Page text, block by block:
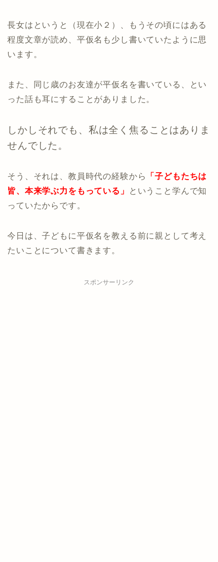
長女はというと（現在小２）、もうその頃にはある
程度文章が読め、平仮名も少し書いていたように思
います。
また、同じ歳のお友達が平仮名を書いている、とい
った話も耳にすることがありました。
しかしそれでも、私は全く焦ることはありま
せんでした。
そう、それは、教員時代の経験から
「子どもたちは
皆、本来学ぶ力をもっている」
ということ学んで知
っていたからです。
今日は、子どもに平仮名を教える前に親として考え
たいことについて書きます。
スポンサーリンク